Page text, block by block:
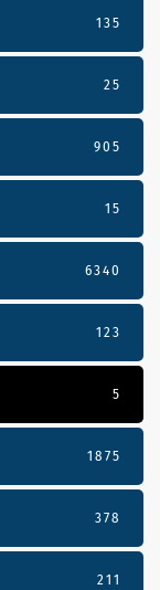
135
25
905
15
6340
123
5
1875
378
211